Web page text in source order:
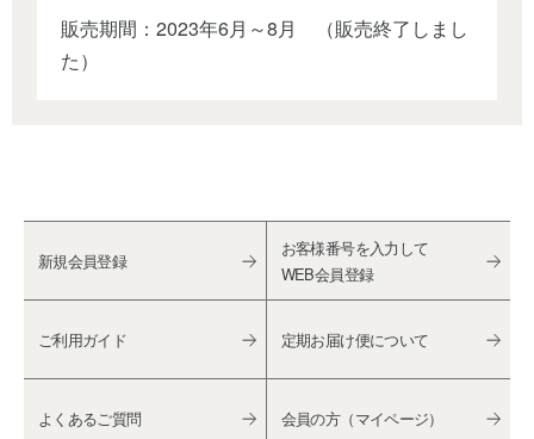
販売期間：2023年6月～8月 （販売終了しまし
た）
新規会員登録
お客様番号を入力して
WEB会員登録
ご利用ガイド 定期お届け便について
よくあるご質問 会員の方（マイページ）